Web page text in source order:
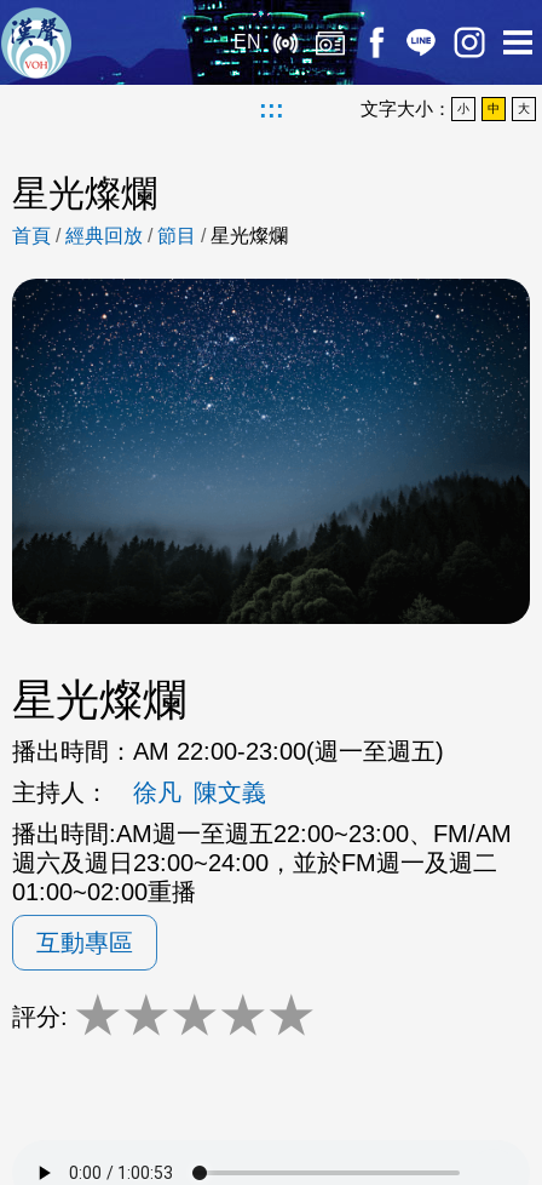
EN
::: 文字大小： 小 中 大
星光燦爛
首頁 /經典回放 /節目 /星光燦爛
星光燦爛
播出時間： AM 22:00-23:00(週一至週五)
主持人：
徐凡 陳文義
播出時間:AM週一至週五22:00~23:00、FM/AM
週六及週日23:00~24:00，並於FM週一及週二
01:00~02:00重播
互動專區
評分: ★★★★★